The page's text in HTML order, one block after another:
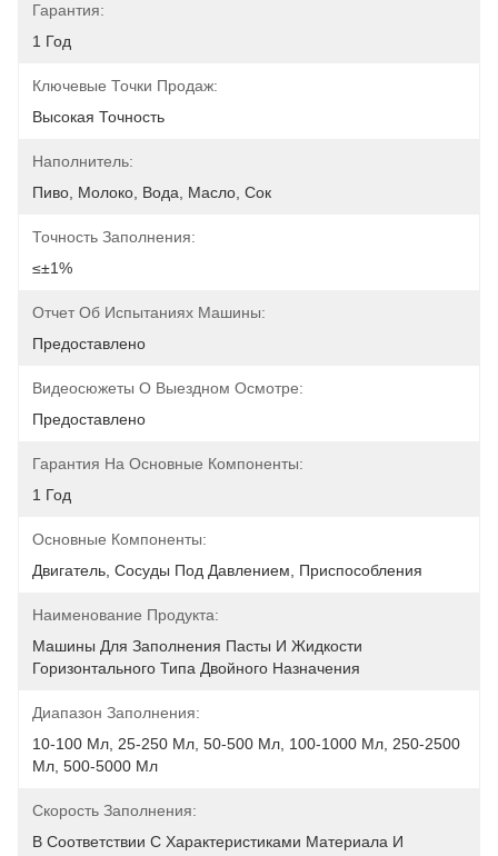
Гарантия:
1 Год
Ключевые Точки Продаж:
Высокая Точность
Наполнитель:
Пиво, Молоко, Вода, Масло, Сок
Точность Заполнения:
≤±1%
Отчет Об Испытаниях Машины:
Предоставлено
Видеосюжеты О Выездном Осмотре:
Предоставлено
Гарантия На Основные Компоненты:
1 Год
Основные Компоненты:
Двигатель, Сосуды Под Давлением, Приспособления
Наименование Продукта:
Машины Для Заполнения Пасты И Жидкости
Горизонтального Типа Двойного Назначения
Диапазон Заполнения:
10-100 Мл, 25-250 Мл, 50-500 Мл, 100-1000 Мл, 250-2500
Мл, 500-5000 Мл
Скорость Заполнения:
В Соответствии С Характеристиками Материала И